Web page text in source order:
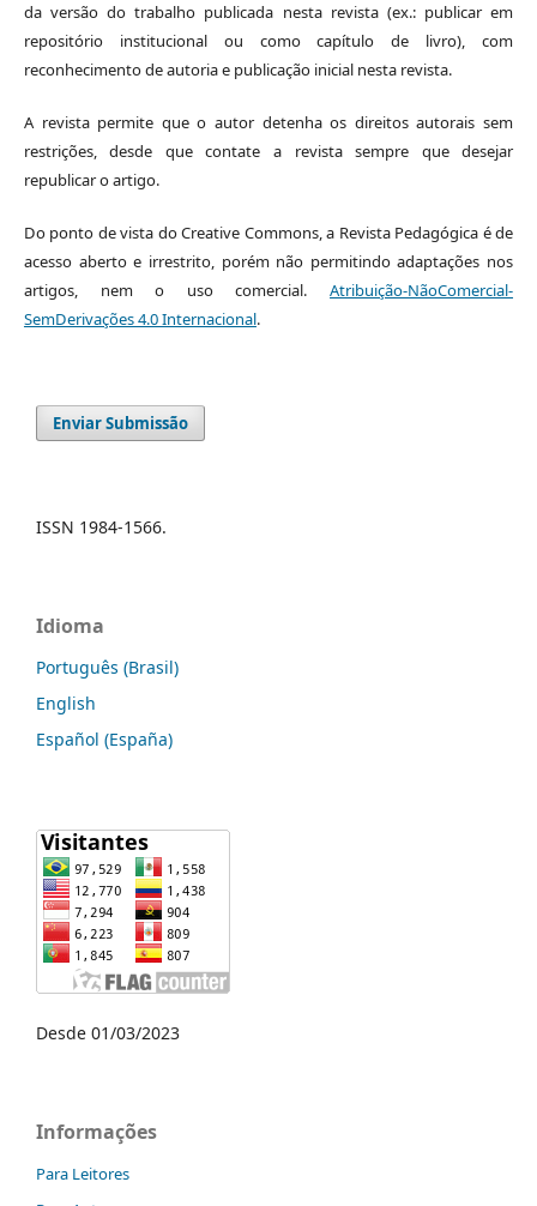
da versão do trabalho publicada nesta revista (ex.: publicar em
repositório institucional ou como capítulo de livro), com
reconhecimento de autoria e publicação inicial nesta revista.
A revista permite que o autor detenha os direitos autorais sem
restrições, desde que contate a revista sempre que desejar
republicar o artigo.
Do ponto de vista do Creative Commons, a Revista Pedagógica é de
acesso aberto e irrestrito, porém não permitindo adaptações nos
artigos, nem o uso comercial.Atribuição-NãoComercial-
SemDerivações 4.0 Internacional.
Enviar Submissão
ISSN 1984-1566.
Idioma
Português (Brasil)
English
Español (España)
Desde 01/03/2023
Informações
Para Leitores